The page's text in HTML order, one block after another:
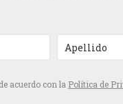
acuerdo con la Política de